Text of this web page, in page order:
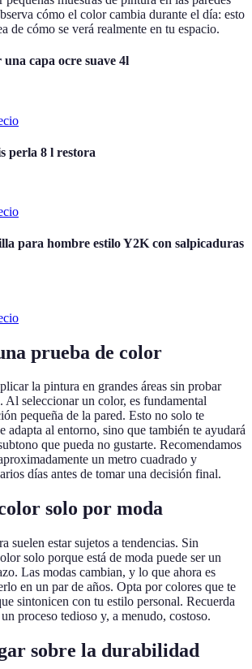
cómo el color cambia durante el día: esto
de cómo se verá realmente en tu espacio.
capa ocre suave 4l
perla 8 l restora
para hombre estilo Y2K con salpicaduras
prueba de color
la pintura en grandes áreas sin probar
Al seleccionar un color, es fundamental
pequeña de la pared. Esto no solo te
adapta al entorno, sino que también te ayudará
que pueda no gustarte. Recomendamos
un metro cuadrado y
días antes de tomar una decisión final.
solo por moda
suelen estar sujetos a tendencias. Sin
solo porque está de moda puede ser un
Las modas cambian, y lo que ahora es
en un par de años. Opta por colores que te
sintonicen con tu estilo personal. Recuerda
proceso tedioso y, a menudo, costoso.
sobre la durabilidad